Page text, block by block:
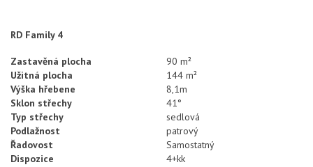
RD Family 4
Zastavěná plocha
90 m²
Užitná plocha
144 m²
Výška hřebene
8,1m
Sklon střechy
41°
Typ střechy
sedlová
Podlažnost
patrový
Řadovost
Samostatný
Dispozice
4+kk